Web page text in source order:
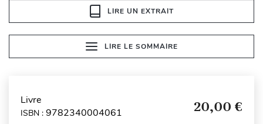
LIRE UN EXTRAIT
LIRE LE SOMMAIRE
Livre
ISBN : 9782340004061 20,00 €